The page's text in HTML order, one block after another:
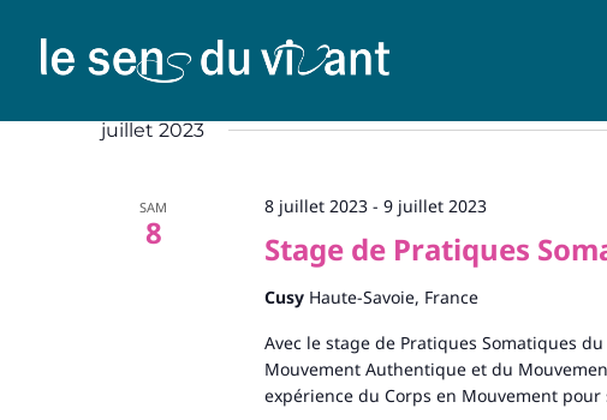
juillet 2023
SAM
8 Stage de Pratiques
8 juillet 2023- 9 juillet 2023
Cusy Haute-Savoie, France
Avec le stage de Pratiques Somatiques
Mouvement Authentique et du
expérience du Corps en Mouvement pour